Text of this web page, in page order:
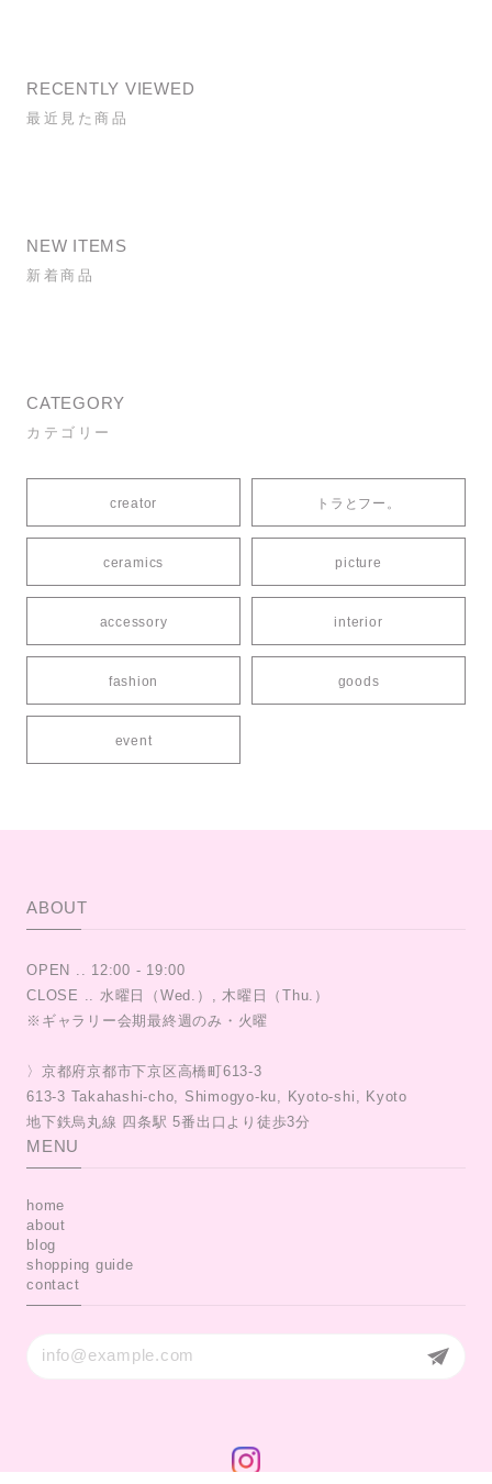
RECENTLY VIEWED
最近見た商品
NEW ITEMS
新着商品
CATEGORY
カテゴリー
creator トラとフー。
ceramics picture
accessory interior
fashion goods
event
ABOUT
OPEN .. 12:00 - 19:00
CLOSE .. 水曜日（Wed.）, 木曜日（Thu.）
※ギャラリー会期最終週のみ・火曜
〉京都府京都市下京区高橋町613-3
613-3 Takahashi-cho, Shimogyo-ku, Kyoto-shi, Kyoto
MENU
home
about
blog
shopping guide
contact